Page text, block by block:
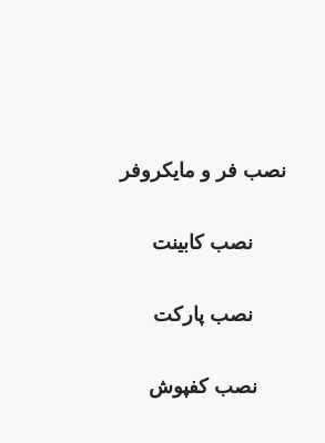
نصب فر و مایکروفر
نصب کابینت
نصب پارکت
نصب کفپوش